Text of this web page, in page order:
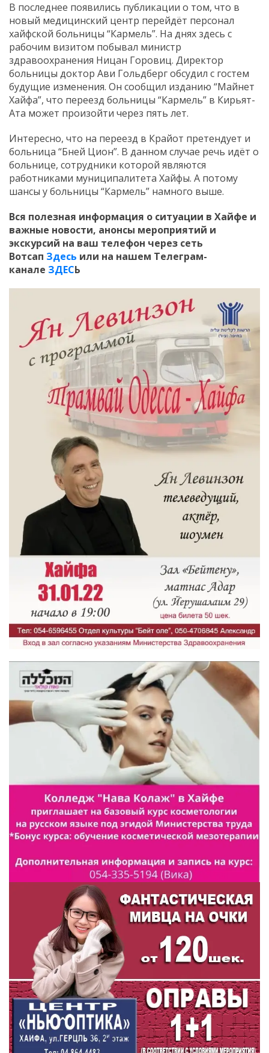
В последнее появились публикации о том, что в
новый медицинский центр перейдёт персонал
хайфской больницы “Кармель”. На днях здесь с
рабочим визитом побывал министр
здравоохранения Ницан Горовиц. Директор
больницы доктор Ави Гольдберг обсудил с гостем
будущие изменения. Он сообщил изданию “Майнет
Хайфа”, что переезд больницы “Кармель” в Кирьят-
Ата может произойти через пять лет.
Интересно, что на переезд в Крайот претендует и
больница “Бней Цион”. В данном случае речь идёт о
больнице, сотрудники которой являются
работниками муниципалитета Хайфы. А потому
шансы у больницы “Кармель” намного выше.
Вся полезная информация о ситуации в Хайфе и
важные новости, анонсы мероприятий и
экскурсий на ваш телефон через сеть
Вотсап Здесь или на нашем Телеграм-
канале ЗДЕСЬ